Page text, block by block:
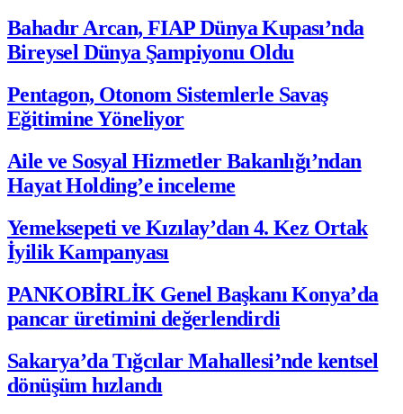
Bahadır Arcan, FIAP Dünya Kupası’nda
Bireysel Dünya Şampiyonu Oldu
Pentagon, Otonom Sistemlerle Savaş
Eğitimine Yöneliyor
Aile ve Sosyal Hizmetler Bakanlığı’ndan
Hayat Holding’e inceleme
Yemeksepeti ve Kızılay’dan 4. Kez Ortak
İyilik Kampanyası
PANKOBİRLİK Genel Başkanı Konya’da
pancar üretimini değerlendirdi
Sakarya’da Tığcılar Mahallesi’nde kentsel
dönüşüm hızlandı